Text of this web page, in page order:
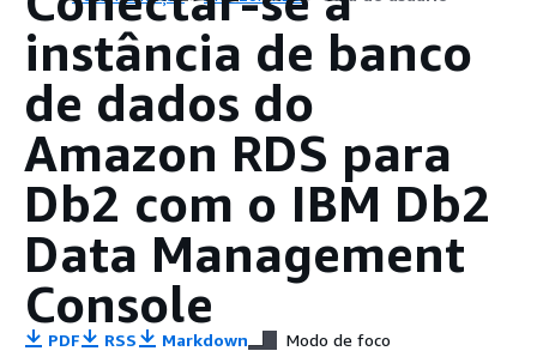
instância de banco
de dados do
Amazon RDS para
Db2 com o IBM Db2
Data Management
Console
PDF RSS Markdown Modo de foco